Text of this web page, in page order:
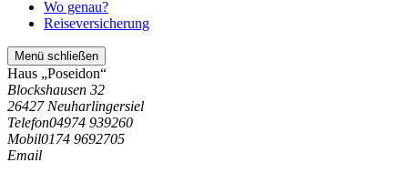
Wo genau?
Reiseversicherung
Menü schließen
Haus „Poseidon“
Blockshausen 32
26427 Neuharlingersiel
Telefon04974 939260
Mobil0174 9692705
Email